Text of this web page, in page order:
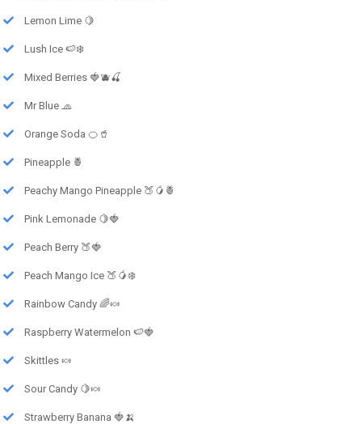
Lemon Lime 🍋
Lush Ice 🍉❄️
Mixed Berries 🍓🫐🍒
Mr Blue 🧢
Orange Soda 🍊🥤
Pineapple 🍍
Peachy Mango Pineapple 🍑🥭🍍
Pink Lemonade 🍋🍓
Peach Berry 🍑🍓
Peach Mango Ice 🍑🥭❄️
Rainbow Candy 🌈🍬
Raspberry Watermelon 🍉🍓
Skittles 🍬
Sour Candy 🍋🍬
Strawberry Banana 🍓🍌